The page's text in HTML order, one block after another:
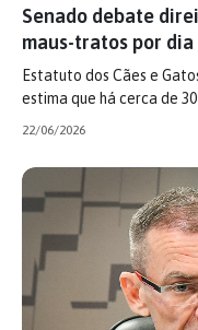
Senado debate
maus-tratos por dia
Estatuto dos Cães e
estima que há cerca de
22/06/2026